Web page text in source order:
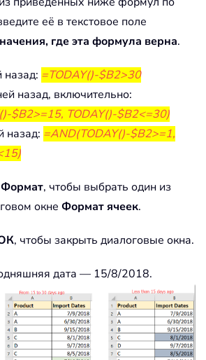
её в текстовое поле
где эта формула верна.
назад: =TODAY()-$B2>30
назад, включительно:
$B2>=15, TODAY()-$B2<=30)
назад: =AND(TODAY()-$B2>=1,
Формат, чтобы выбрать один из
окне Формат ячеек.
, чтобы закрыть диалоговые окна.
дата — 15/8/2018.